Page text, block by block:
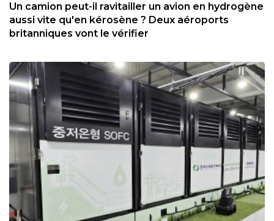
Un camion peut-il ravitailler un avion en hydrogène
aussi vite qu'en kérosène ? Deux aéroports
britanniques vont le vérifier